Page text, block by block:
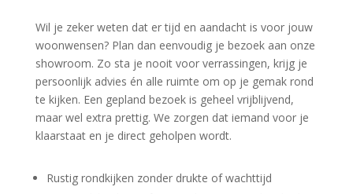
Wil je zeker weten dat er tijd en aandacht is voor jouw
woonwensen? Plan dan eenvoudig je bezoek aan onze
showroom. Zo sta je nooit voor verrassingen, krijg je
persoonlijk advies én alle ruimte om op je gemak rond
te kijken. Een gepland bezoek is geheel vrijblijvend,
maar wel extra prettig. We zorgen dat iemand voor je
klaarstaat en je direct geholpen wordt.
Rustig rondkijken zonder drukte of wachttijd